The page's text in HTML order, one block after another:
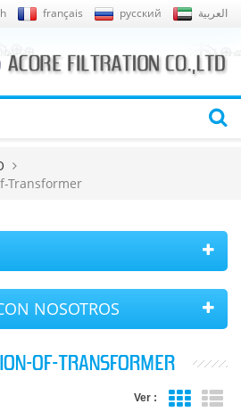
français русский العربية
Transformer
NOSOTROS
OF-TRANSFORMER
Ver :